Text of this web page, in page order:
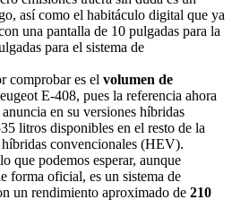
así como el habitáculo digital que ya
una pantalla de 10 pulgadas para la
para el sistema de
comprobar es el volumen de
E-408, pues la referencia ahora
en su versiones híbridas
litros disponibles en el resto de la
convencionales (HEV).
que podemos esperar, aunque
forma oficial, es un sistema de
un rendimiento aproximado de 210